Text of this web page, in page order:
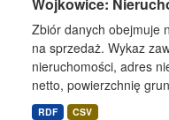
Zbiór danych obejmuje
na sprzedaż. Wykaz
nieruchomości, adres
netto, powierzchnię
RDF CSV